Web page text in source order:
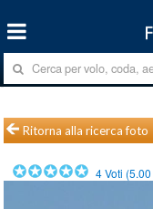
Ritorna alla ricerca foto
4Voti (5.00